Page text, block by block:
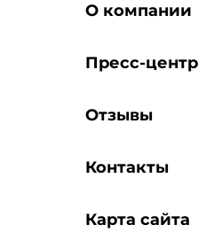
О компании
Пресс-центр
Отзывы
Контакты
Карта сайта